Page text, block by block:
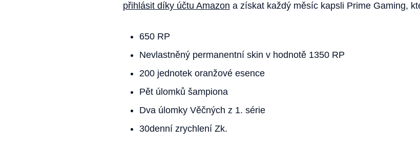
přihlásit díky účtu Amazon a získat každý měsíc kapsli Prime Gaming,
650 RP
Nevlastněný permanentní skin v hodnotě 1350 RP
200 jednotek oranžové esence
Pět úlomků šampiona
Dva úlomky Věčných z 1. série
30denní zrychlení Zk.